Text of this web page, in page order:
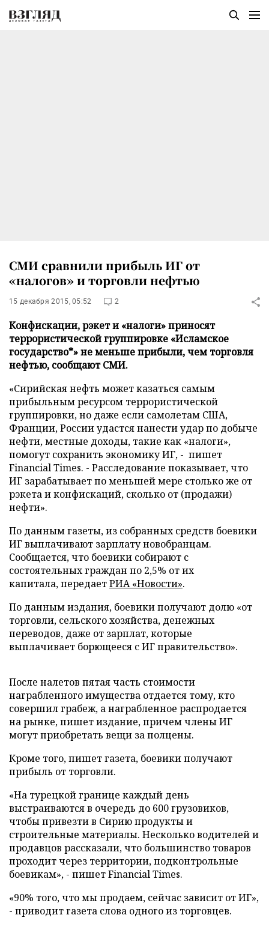
СМИ сравнили прибыль ИГ от
«налогов» и торговли нефтью
15 декабря 2015, 05:52 2
Конфискации, рэкет и «налоги» приносят
террористической группировке «Исламское
государство*» не меньше прибыли, чем торговля
нефтью, сообщают СМИ.
«Сирийская нефть может казаться самым
прибыльным ресурсом террористической
группировки, но даже если самолетам США,
Франции, России удастся нанести удар по добыче
нефти, местные доходы, такие как «налоги»,
помогут сохранить экономику ИГ, - пишет
Financial Times. - Расследование показывает, что
ИГ зарабатывает по меньшей мере столько же от
рэкета и конфискаций, сколько от (продажи)
нефти».
По данным газеты, из собранных средств боевики
ИГ выплачивают зарплату новобранцам.
Сообщается, что боевики собирают с
состоятельных граждан по 2,5% от их
капитала, передаетРИА «Новости».
По данным издания, боевики получают долю «от
торговли, сельского хозяйства, денежных
переводов, даже от зарплат, которые
выплачивает борющееся с ИГ правительство».
После налетов пятая часть стоимости
награбленного имущества отдается тому, кто
совершил грабеж, а награбленное распродается
на рынке, пишет издание, причем члены ИГ
могут приобретать вещи за полцены.
Кроме того, пишет газета, боевики получают
прибыль от торговли.
«На турецкой границе каждый день
выстраиваются в очередь до 600 грузовиков,
чтобы привезти в Сирию продукты и
строительные материалы. Несколько водителей и
продавцов рассказали, что большинство товаров
проходит через территории, подконтрольные
боевикам», - пишет Financial Times.
«90% того, что мы продаем, сейчас зависит от ИГ»,
- приводит газета слова одного из торговцев.